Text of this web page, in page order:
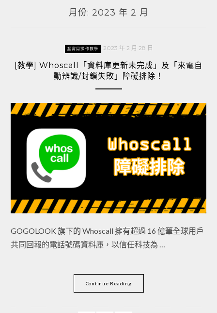
月份: 2023 年 2 月
超實用操作教學 2023 年 2 月 28 日
[教學] Whoscall「資料庫更新未完成」及「來電自
動辨識/封鎖失敗」障礙排除！
GOGOLOOK 旗下的 Whoscall 擁有超過 16 億筆全球用戶
共同回報的電話號碼資料庫，以信任科技為 …
Continue Reading